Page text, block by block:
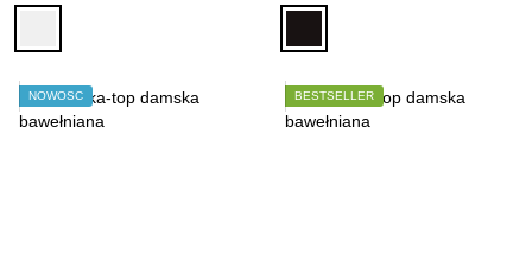
NOWOŚĆ BESTSELLER